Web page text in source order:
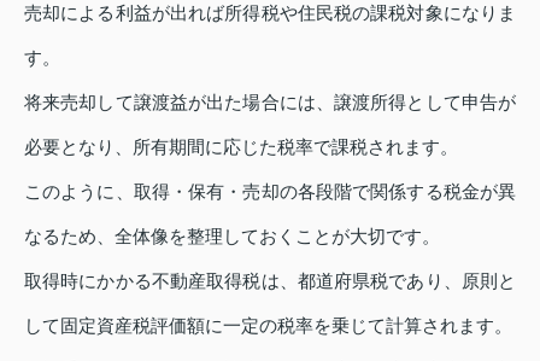
売却による利益が出れば所得税や住民税の課税対象になりま
す。
将来売却して譲渡益が出た場合には、譲渡所得として申告が
必要となり、所有期間に応じた税率で課税されます。
このように、取得・保有・売却の各段階で関係する税金が異
なるため、全体像を整理しておくことが大切です。
取得時にかかる不動産取得税は、都道府県税であり、原則と
して固定資産税評価額に一定の税率を乗じて計算されます。